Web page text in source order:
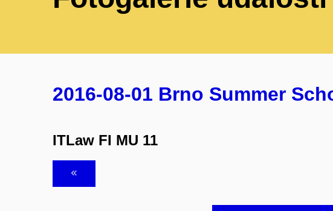
2016-08-01 Brno Summer
ITLaw FI MU 11